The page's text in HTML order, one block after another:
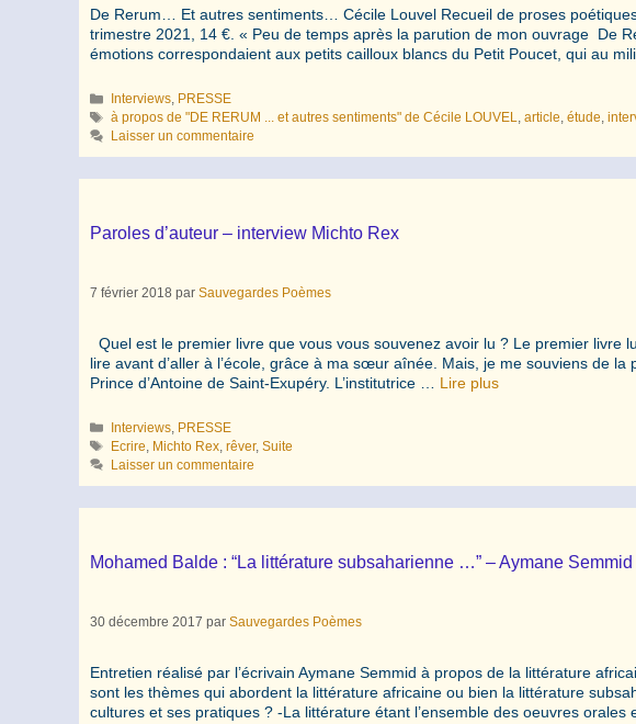
De Rerum… Et autres sentiments… Cécile Louvel Recueil de proses
trimestre 2021, 14 €. « Peu de temps après la parution de mon ouvrage De
émotions correspondaient aux petits cailloux blancs du Petit Poucet, qui au
Catégories
Interviews, PRESSE
Étiquettes
à propos de "DE RERUM ... et autres sentiments" de Cécile LOUVEL,article,étude,
Laisser un commentaire
Paroles d’auteur – interview Michto Rex
7 février 2018 par Sauvegardes Poèmes
Quel est le premier livre que vous vous souvenez avoir lu ? Le premier livre
lire avant d’aller à l’école, grâce à ma sœur aînée. Mais, je me souviens de la
Prince d’Antoine de Saint-Exupéry. L’institutrice … Lire plus
Catégories
Interviews, PRESSE
Étiquettes
Ecrire, Michto Rex,rêver,Suite
Laisser un commentaire
Mohamed Balde : “La littérature subsaharienne …” – Aymane Semmid
30 décembre 2017 par Sauvegardes Poèmes
Entretien réalisé par l’écrivain Aymane Semmid à propos de la littérature
sont les thèmes qui abordent la littérature africaine ou bien la littérature
cultures et ses pratiques ? -La littérature étant l’ensemble des oeuvres orales